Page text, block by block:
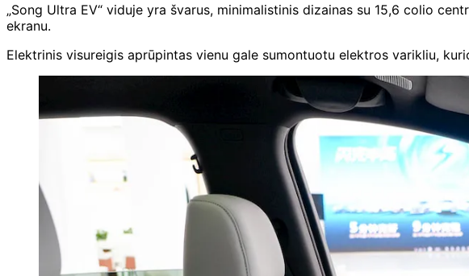
„Song Ultra EV“ viduje yra švarus, minimalistinis dizainas su 15,6 colio
ekranu.
Elektrinis visureigis aprūpintas vienu gale sumontuotu elektros varikliu,